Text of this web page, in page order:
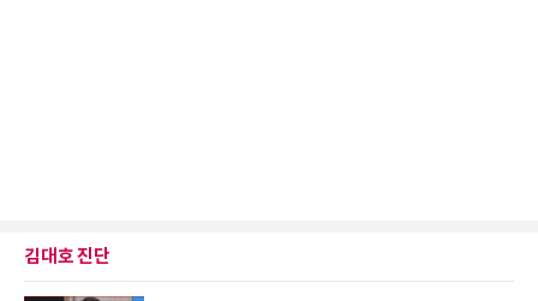
김대호 진단